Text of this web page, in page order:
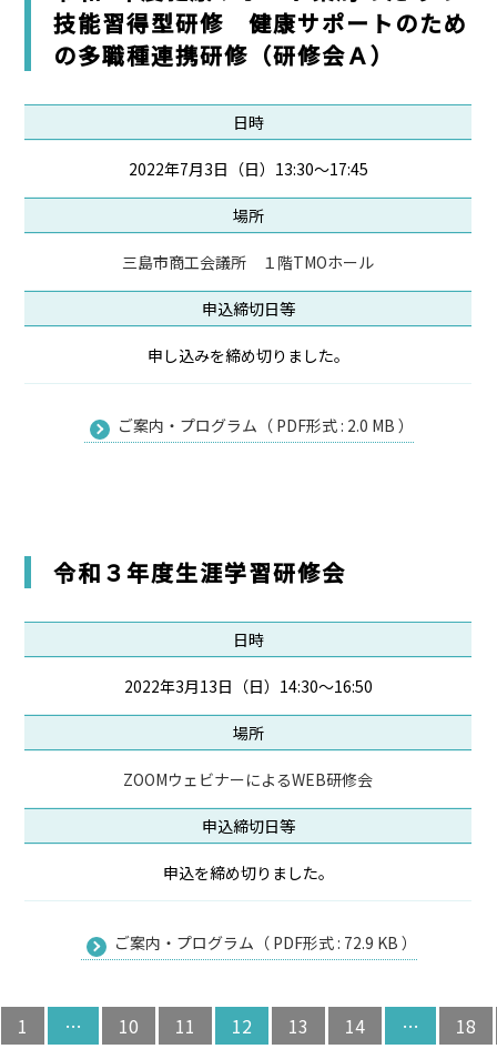
技能習得型研修 健康サポートのため
の多職種連携研修（研修会Ａ）
日時
2022年7月3日（日）13:30～17:45
場所
三島市商工会議所 １階TMOホール
申込締切日等
申し込みを締め切りました。
ご案内・プログラム（ PDF形式 : 2.0 MB ）
令和３年度生涯学習研修会
日時
2022年3月13日（日）14:30～16:50
場所
ZOOMウェビナーによるWEB研修会
申込締切日等
申込を締め切りました。
ご案内・プログラム（ PDF形式 : 72.9 KB ）
1 … 10 11 12 13 14 … 18